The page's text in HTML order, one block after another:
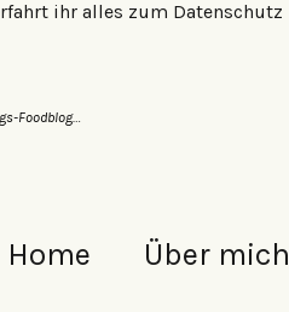
ihr alles zum Datenschutz
Foodblog…
Home Über mich